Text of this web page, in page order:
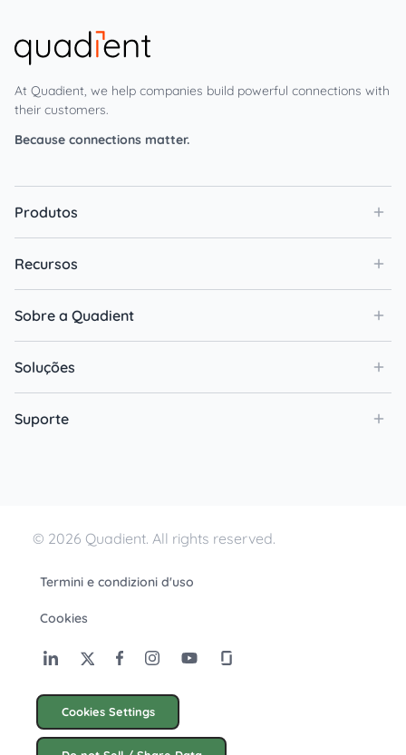
At Quadient, we help companies build powerful connections with
their customers.
Because connections matter.
Produtos
Recursos
Sobre a Quadient
Soluções
Suporte
© 2026 Quadient. All rights reserved.
Termini e condizioni d'uso
Cookies
Cookies Settings